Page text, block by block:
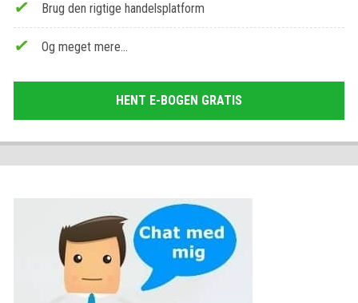
Brug den rigtige handelsplatform
Og meget mere…
HENT E-BOGEN GRATIS